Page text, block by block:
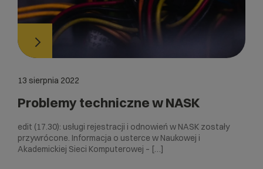
13 sierpnia 2022
Problemy techniczne w NASK
edit (17.30): usługi rejestracji i odnowień w NASK zostały
przywrócone. Informacja o usterce w Naukowej i
Akademickiej Sieci Komputerowej – […]